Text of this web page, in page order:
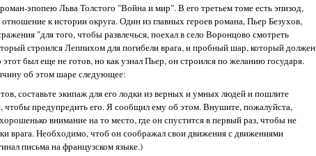
эпопею Льва Толстого "Война и мир". В его третьем томе есть эпизод,
к истории округа. Один из главных героев романа, Пьер Безухов,
"для того, чтобы развлечься, поехал в село Воронцово смотреть
строился Леппихом для погибели врага, и пробный шар, который должен
был еще не готов, но как узнал Пьер, он строился по желанию государя.
об этом шаре следующее:
составьте экипаж для его лодки из верных и умных людей и пошлите
чтобы предупредить его. Я сообщил ему об этом. Внушите, пожалуйста,
внимание на то место, где он спустится в первый раз, чтобы не
врага. Необходимо, чтоб он соображал свои движения с движениями
письма на французском языке.)